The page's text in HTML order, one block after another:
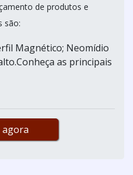
de produtos e
são:
Magnético; Neomídio
as principais